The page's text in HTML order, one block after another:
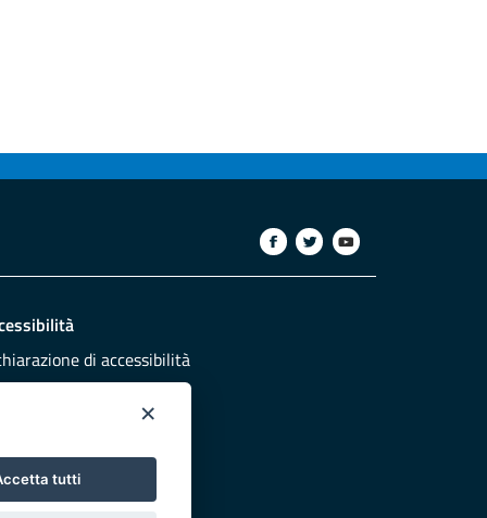
×
tutti
di accessibilità
pubblicazione